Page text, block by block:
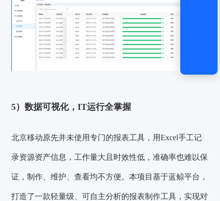
5）数据可视化，IT运行全掌握
北京移动原先并未使用专门的报表工具，用Excel手工记
录资源资产信息，工作量大且时效性低，准确率也难以保
证，制作、维护、查看均不方便。本项目基于蓝鲸平台，
打造了一款轻量级、可自主分析的报表制作工具， 实现对